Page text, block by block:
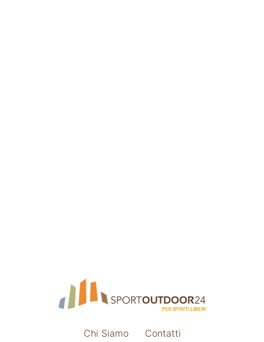
Chi Siamo Contatti